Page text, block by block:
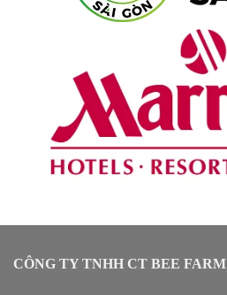
CÔNG TY TNHH CT BEE FARM